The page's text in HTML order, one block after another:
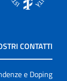
CONTATTI
e Doping